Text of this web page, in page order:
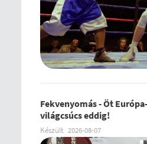
Fekvenyomás - Öt
világcsúcs eddig!
Készült 2026-08-07